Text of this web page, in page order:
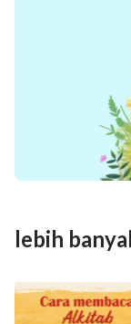
lebih